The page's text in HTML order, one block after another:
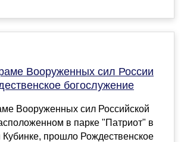
Вооруженных сил России
богослужение
Вооруженных сил Российской
в парке "Патриот" в
Кубинке, прошло Рождественское